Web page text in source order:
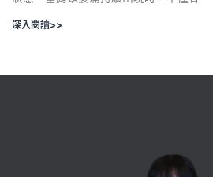
深入閱讀>>